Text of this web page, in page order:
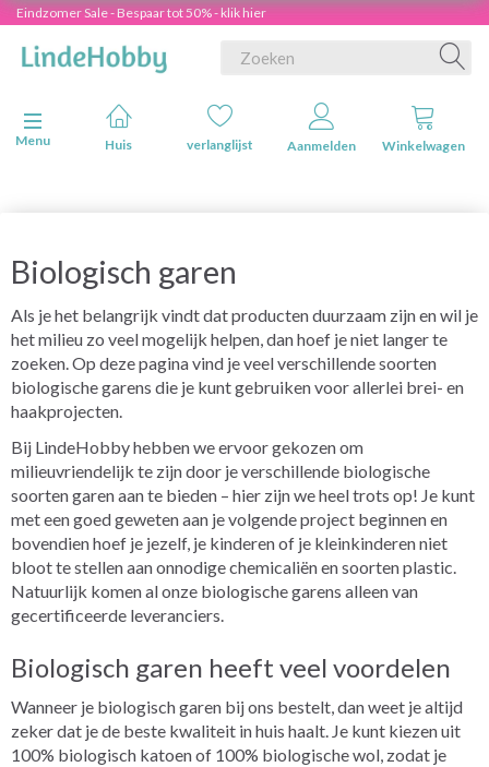
Eindzomer Sale - Bespaar tot 50% - klik hier
Navigatie in-/uitschakelen
Menu
Huis verlanglijst Aanmelden Winkelwagen
Biologisch garen
Als je het belangrijk vindt dat producten duurzaam zijn en wil je
het milieu zo veel mogelijk helpen, dan hoef je niet langer te
zoeken. Op deze pagina vind je veel verschillende soorten
biologische garens die je kunt gebruiken voor allerlei brei- en
haakprojecten.
Bij LindeHobby hebben we ervoor gekozen om
milieuvriendelijk te zijn door je verschillende biologische
soorten garen aan te bieden – hier zijn we heel trots op! Je kunt
met een goed geweten aan je volgende project beginnen en
bovendien hoef je jezelf, je kinderen of je kleinkinderen niet
bloot te stellen aan onnodige chemicaliën en soorten plastic.
Natuurlijk komen al onze biologische garens alleen van
gecertificeerde leveranciers.
Biologisch garen heeft veel voordelen
Wanneer je biologisch garen bij ons bestelt, dan weet je altijd
zeker dat je de beste kwaliteit in huis haalt. Je kunt kiezen uit
100% biologisch katoen of 100% biologische wol, zodat je